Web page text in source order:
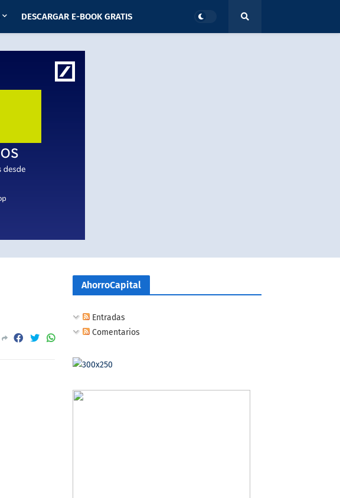
DESCARGAR E-BOOK GRATIS
AhorroCapital
Entradas
Comentarios